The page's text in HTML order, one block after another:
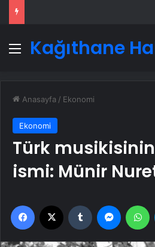
Menü
Kağıthane
Anasayfa / Ekonomi
Ekonomi
Türk
ismi: Münir
Facebook Tumblr